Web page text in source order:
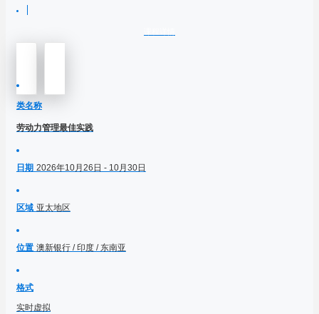
类名称
劳动力管理最佳实践
日期 2026年10月26日 - 10月30日
区域 亚太地区
位置 澳新银行 / 印度 / 东南亚
格式
实时虚拟